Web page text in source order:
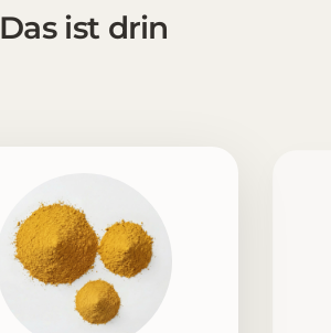
Das ist drin